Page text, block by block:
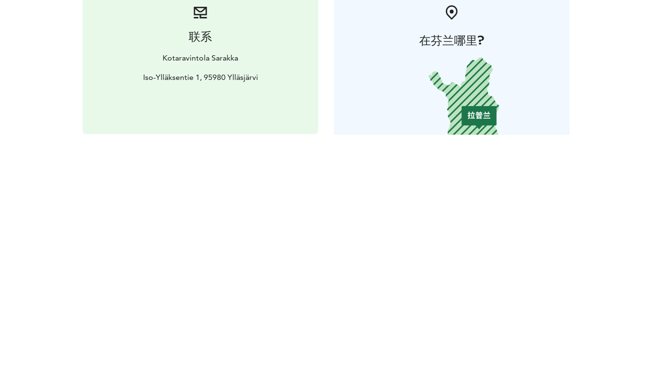
联系
Kotaravintola Sarakka
Iso-Ylläksentie 1, 95980 Ylläsjärvi
在芬兰哪里?